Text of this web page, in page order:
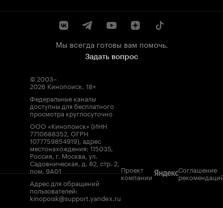
Мы всегда готовы вам помочь.
Задать вопрос
© 2003–
2026 Кинопоиск. 18+
Федеральные каналы
доступны для бесплатного
просмотра круглосуточно
ООО «Кинопоиск» (ИНН
7710688352, ОГРН
1077759854919), адрес
местонахождения: 115035,
Россия, г. Москва, ул.
Садовническая, д. 82, стр. 2,
пом. 9А01
Адрес для обращений
пользователей:
kinopoisk@support.yandex.ru
Проект
компании
Соглашение